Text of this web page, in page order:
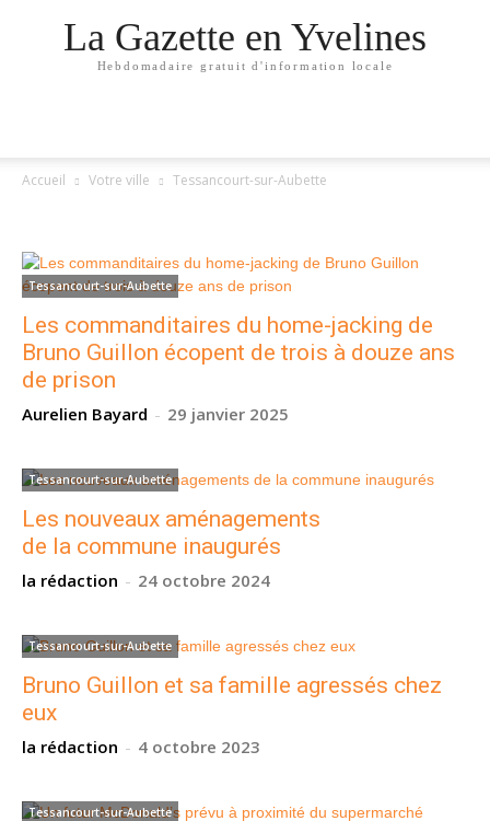
La Gazette en Yvelines
Hebdomadaire gratuit d'information locale
Accueil Votre ville Tessancourt-sur-Aubette
Tessancourt-sur-Aubette
Les commanditaires du home-jacking de
Bruno Guillon écopent de trois à douze ans
de prison
Aurelien Bayard - 29 janvier 2025
Tessancourt-sur-Aubette
Les nouveaux aménagements
de la commune inaugurés
la rédaction - 24 octobre 2024
Tessancourt-sur-Aubette
Bruno Guillon et sa famille agressés chez
eux
la rédaction - 4 octobre 2023
Tessancourt-sur-Aubette